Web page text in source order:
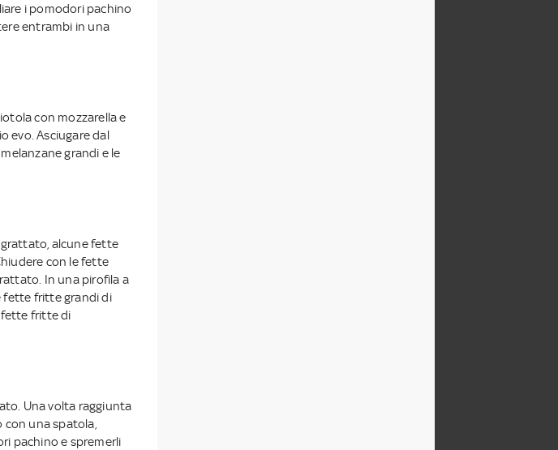
i pomodori pachino
entrambi in una
con mozzarella e
evo. Asciugare dal
grandi e le
alcune fette
con le fette
In una pirofila a
fette fritte grandi di
fette fritte di
Una volta raggiunta
con una spatola,
pachino e spremerli